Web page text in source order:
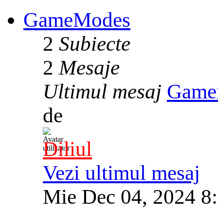
GameModes
2 Subiecte
2 Mesaje
Ultimul mesaj
de
Diliul
Vezi ultimul mesaj
Mie Dec 04, 2024